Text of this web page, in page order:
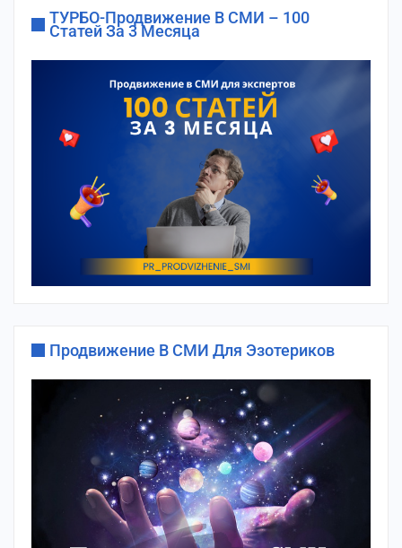
ТУРБО-Продвижение В СМИ – 100
Статей За 3 Месяца
Продвижение В СМИ Для Эзотериков